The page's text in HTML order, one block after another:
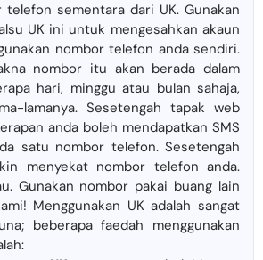
telefon sementara dari UK. Gunakan
UK ini untuk mengesahkan akaun
nombor telefon anda sendiri.
nombor itu akan berada dalam
hari, minggu atau bulan sahaja,
lamanya. Sesetengah tapak web
anda boleh mendapatkan SMS
satu nombor telefon. Sesetengah
menyekat nombor telefon anda.
Gunakan nombor pakai buang lain
Menggunakan UK adalah sangat
beberapa faedah menggunakan